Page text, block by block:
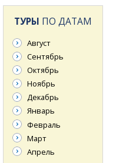
ТУРЫ ПО ДАТАМ
Август
Сентябрь
Октябрь
Ноябрь
Декабрь
Январь
Февраль
Март
Апрель